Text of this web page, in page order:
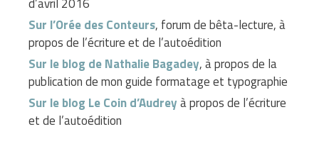
Sur l’Orée des Conteurs, forum de bêta-lecture, à
propos de l’écriture et de l’autoédition
Sur le blog de Nathalie Bagadey, à propos de la
publication de mon guide formatage et typographie
Sur le blog Le Coin d’Audreyà propos de l’écriture
et de l’autoédition